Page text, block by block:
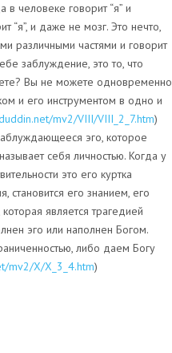
человеке говорит “я” и
“я”, и даже не мозг. Это нечто,
различными частями и говорит
заблуждение, это то, что
Вы не можете одновременно
и его инструментом в одно и
mv2/VIII/VIII_2_7.htm)
эго, которое
себя личностью. Когда у
это его куртка
становится его знанием, его
является трагедией
эго или наполнен Богом.
либо даем Богу
mv2/X/X_3_4.htm)